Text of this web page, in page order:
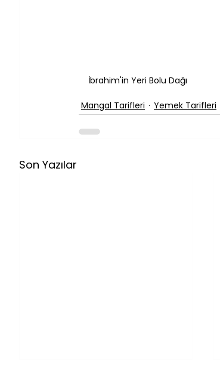
İbrahim'in Yeri Bolu Dağı
Mangal Tarifleri Yemek Tarifleri
Son Yazılar